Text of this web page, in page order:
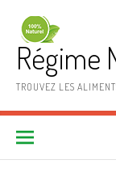
Régime
TROUVEZ LES